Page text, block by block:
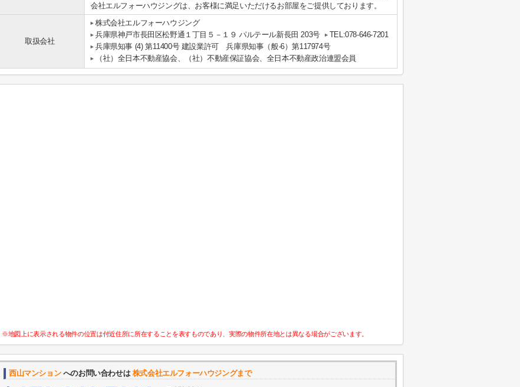
会社エルフォーハウジングは、お客様に満足いただけるお部屋をご提供しております。
取扱会社
株式会社エルフォーハウジング
兵庫県神戸市長田区松野通１丁目５－１９ パルテール新長田 203号
TEL:078-646-7201
兵庫県知事 (4) 第11400号 建設業許可 兵庫県知事（般-6）第117974号
（社）全日本不動産協会、（社）不動産保証協会、全日本不動産政治連盟会員
※地図上に表示される物件の位置は付近住所に所在することを表すものであり、実際の物件所在地とは異なる場合がございます。
西山マンションへのお問い合わせは 株式会社エルフォーハウジングまで